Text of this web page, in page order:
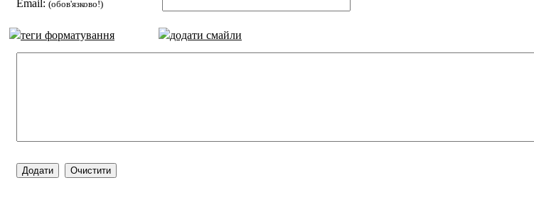
Email: (обов'язково!)
теги форматування додати смайли